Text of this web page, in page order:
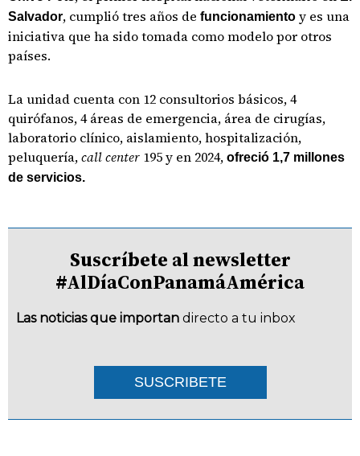
Salvador, cumplió tres años de funcionamiento y es una
iniciativa que ha sido tomada como modelo por otros
países.
La unidad cuenta con 12 consultorios básicos, 4
quirófanos, 4 áreas de emergencia, área de cirugías,
laboratorio clínico, aislamiento, hospitalización,
peluquería,call center 195 y en 2024, ofreció 1,7 millones
de servicios.
Suscríbete al newsletter
#AlDíaConPanamáAmérica
Las noticias que importan directo a tu inbox
SUSCRIBETE